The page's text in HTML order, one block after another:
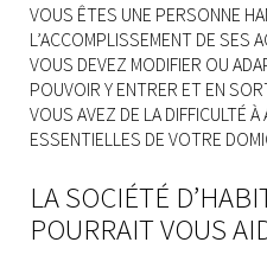
VOUS ÊTES UNE PERSONNE
L’ACCOMPLISSEMENT DE SES
VOUS DEVEZ MODIFIER OU
POUVOIR Y ENTRER ET EN
VOUS AVEZ DE LA DIFFICULTÉ
ESSENTIELLES DE VOTRE
LA SOCIÉTÉ
POURRAIT VOUS